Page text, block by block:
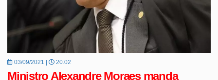
03/09/2021 | 20:02
Ministro Alexandre Moraes manda